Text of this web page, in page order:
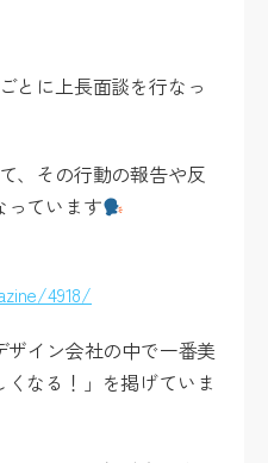
とに上長面談を行なっ
、その行動の報告や反
っています
4918/
ザイン会社の中で一番美
なる！」を掲げていま